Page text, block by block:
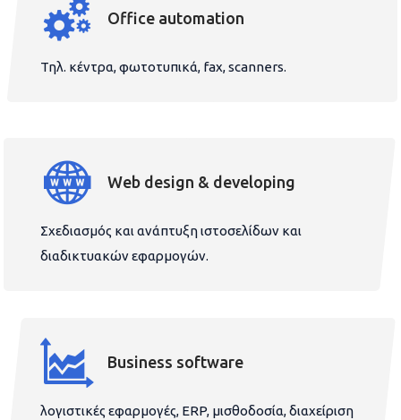
Office automation
Τηλ. κέντρα, φωτοτυπικά, fax, scanners.
Web design & developing
Σχεδιασμός και ανάπτυξη ιστοσελίδων και
διαδικτυακών εφαρμογών.
Business software
λογιστικές εφαρμογές, ERP, μισθοδοσία, διαχείριση